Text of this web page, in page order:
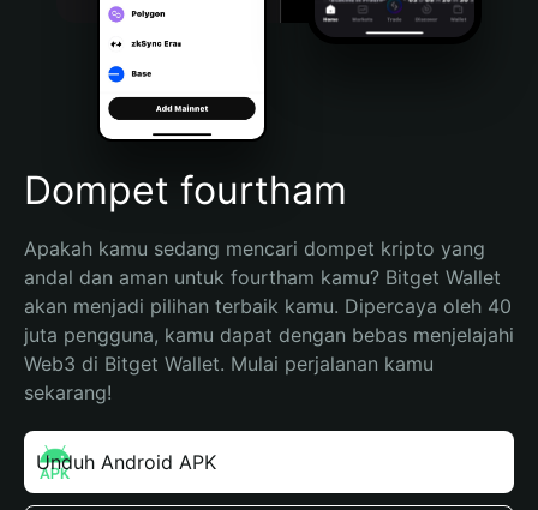
Português (Brasil)
Español (Argentina)
Dompet fourtham
Apakah kamu sedang mencari dompet kripto yang
andal dan aman untuk fourtham kamu? Bitget Wallet
akan menjadi pilihan terbaik kamu. Dipercaya oleh 40
juta pengguna, kamu dapat dengan bebas menjelajahi
Web3 di Bitget Wallet. Mulai perjalanan kamu
sekarang!
Unduh Android APK